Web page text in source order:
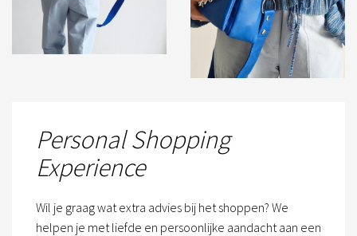
Personal Shopping
Experience
Wil je graag wat extra advies bij het shoppen? We
helpen je met liefde en persoonlijke aandacht aan een